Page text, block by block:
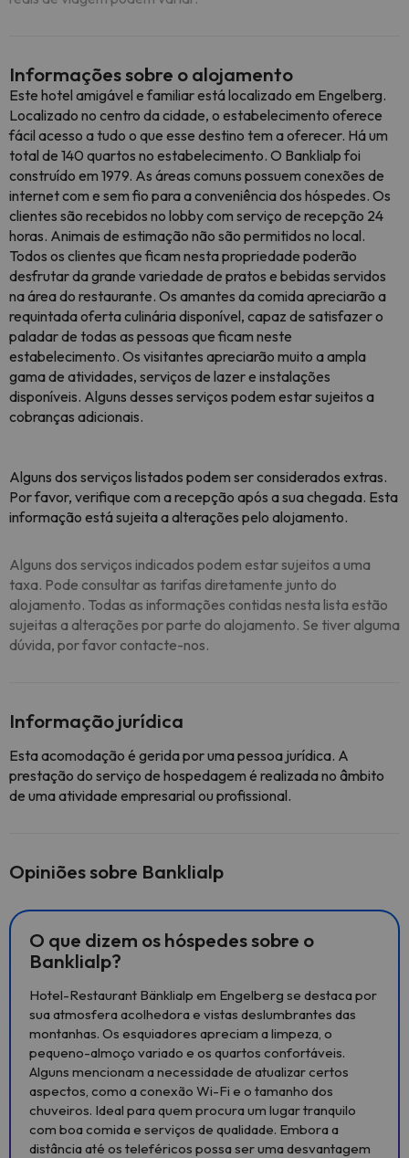
Informações sobre o alojamento
Este hotel amigável e familiar está localizado em Engelberg.
Localizado no centro da cidade, o estabelecimento oferece
fácil acesso a tudo o que esse destino tem a oferecer. Há um
total de 140 quartos no estabelecimento. O Banklialp foi
construído em 1979. As áreas comuns possuem conexões de
internet com e sem fio para a conveniência dos hóspedes. Os
clientes são recebidos no lobby com serviço de recepção 24
horas. Animais de estimação não são permitidos no local.
Todos os clientes que ficam nesta propriedade poderão
desfrutar da grande variedade de pratos e bebidas servidos
na área do restaurante. Os amantes da comida apreciarão a
requintada oferta culinária disponível, capaz de satisfazer o
paladar de todas as pessoas que ficam neste
estabelecimento. Os visitantes apreciarão muito a ampla
gama de atividades, serviços de lazer e instalações
disponíveis. Alguns desses serviços podem estar sujeitos a
cobranças adicionais.
Alguns dos serviços listados podem ser considerados extras.
Por favor, verifique com a recepção após a sua chegada. Esta
informação está sujeita a alterações pelo alojamento.
Alguns dos serviços indicados podem estar sujeitos a uma
taxa. Pode consultar as tarifas diretamente junto do
alojamento. Todas as informações contidas nesta lista estão
sujeitas a alterações por parte do alojamento. Se tiver alguma
dúvida, por favor contacte-nos.
Informação jurídica
Esta acomodação é gerida por uma pessoa jurídica. A
prestação do serviço de hospedagem é realizada no âmbito
de uma atividade empresarial ou profissional.
Opiniões sobre Banklialp
O que dizem os hóspedes sobre o
Banklialp?
Hotel-Restaurant Bänklialp em Engelberg se destaca por
sua atmosfera acolhedora e vistas deslumbrantes das
montanhas. Os esquiadores apreciam a limpeza, o
pequeno-almoço variado e os quartos confortáveis.
Alguns mencionam a necessidade de atualizar certos
aspectos, como a conexão Wi-Fi e o tamanho dos
chuveiros. Ideal para quem procura um lugar tranquilo
com boa comida e serviços de qualidade. Embora a
distância até os teleféricos possa ser uma desvantagem